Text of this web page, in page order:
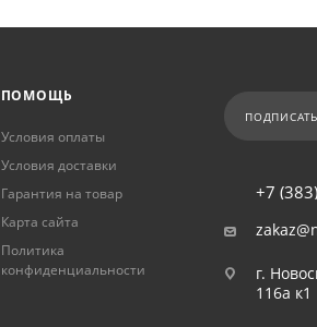
ПОМОЩЬ
Условия оплаты
Условия доставки
Гарантия на товар
Карта сайта
Политика
конфиденциальности
+7
г.
116а к1